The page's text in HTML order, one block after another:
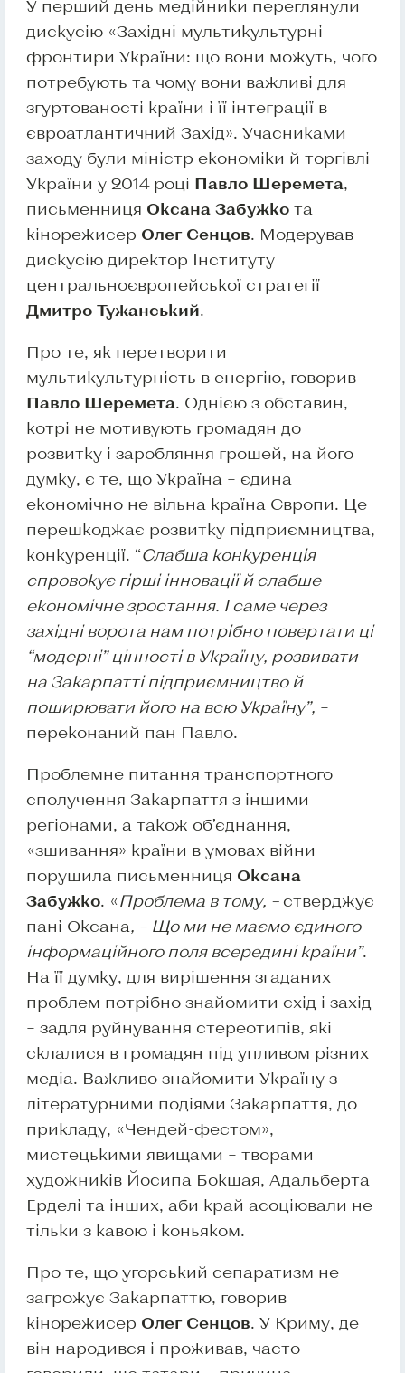
У перший день медійники переглянули
дискусію «Західні мультикультурні
фронтири України: що вони можуть, чого
потребують та чому вони важливі для
згуртованості країни і її інтеграції в
євроатлантичний Захід». Учасниками
заходу були міністр економіки й торгівлі
України у 2014 році Павло Шеремета,
письменниця Оксана Забужко та
кінорежисер Олег Сенцов. Модерував
дискусію директор Інституту
центральноєвропейської стратегії
Дмитро Тужанський.
Про те, як перетворити
мультикультурність в енергію, говорив
Павло Шеремета. Однією з обставин,
котрі не мотивують громадян до
розвитку і заробляння грошей, на його
думку, є те, що Україна – єдина
економічно не вільна країна Європи. Це
перешкоджає розвитку підприємництва,
конкуренції. “Слабша конкуренція
спровокує гірші інновації й слабше
економічне зростання. І саме через
західні ворота нам потрібно повертати ці
“модерні” цінності в Україну, розвивати
на Закарпатті підприємництво й
поширювати його на всю Україну”, –
переконаний пан Павло.
Проблемне питання транспортного
сполучення Закарпаття з іншими
регіонами, а також об’єднання,
«зшивання» країни в умовах війни
порушила письменниця Оксана
Забужко. «Проблема в тому, –стверджує
пані Оксана, – Що ми не маємо єдиного
інформаційного поля всередині країни”.
На її думку, для вирішення згаданих
проблем потрібно знайомити схід і захід
– задля руйнування стереотипів, які
склалися в громадян під упливом різних
медіа. Важливо знайомити Україну з
літературними подіями Закарпаття, до
прикладу, «Чендей-фестом»,
мистецькими явищами – творами
художників Йосипа Бокшая, Адальберта
Ерделі та інших, аби край асоціювали не
тільки з кавою і коньяком.
Про те, що угорський сепаратизм не
загрожує Закарпаттю, говорив
кінорежисер Олег Сенцов. У Криму, де
він народився і проживав, часто